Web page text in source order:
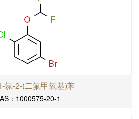
氯-2-(二氟甲氧基)苯
：1000575-20-1